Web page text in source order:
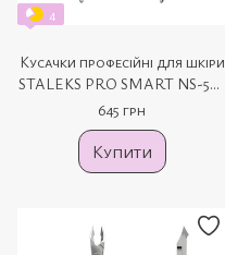
4
Кусачки професійні для шкіри
STALEKS PRO SMART NS-50-
3 3 мм
645 грн
Купити